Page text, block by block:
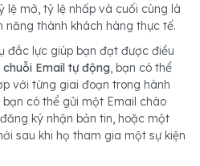
lệ mở, tỷ lệ nhấp và cuối cùng là
năng thành khách hàng thực tế.
đắc lực giúp bạn đạt được điều
Email tự động , bạn có thể
với từng giai đoạn trong hành
có thể gửi một Email chào
ký nhận bản tin, hoặc một
sau khi họ tham gia một sự kiện